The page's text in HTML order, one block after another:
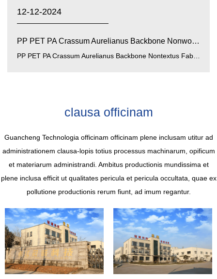
12-12-2024
PP PET PA Crassum Aurelianus Backbone Nonwoven Fabric: ...
clausa officinam
Guancheng Technologia officinam officinam plene inclusam utitur ad
administrationem clausa-lopis totius processus machinarum, opificum
et materiarum administrandi. Ambitus productionis mundissima et
plene inclusa efficit ut qualitates pericula et pericula occultata, quae ex
pollutione productionis rerum fiunt, ad imum regantur.